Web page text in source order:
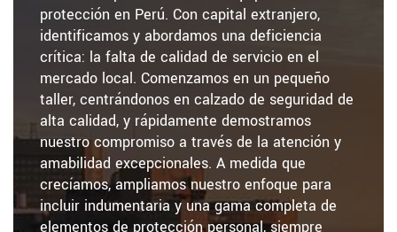
protección en Perú. Con capital extranjero,
identificamos y abordamos una deficiencia
crítica: la falta de calidad de servicio en el
mercado local. Comenzamos en un pequeño
taller, centrándonos en calzado de seguridad de
alta calidad, y rápidamente demostramos
nuestro compromiso a través de la atención y
amabilidad excepcionales. A medida que
crecíamos, ampliamos nuestro enfoque para
incluir indumentaria y una gama completa de
elementos de protección personal, siempre